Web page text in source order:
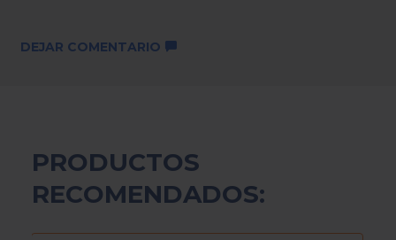
DEJAR COMENTARIO
PRODUCTOS
RECOMENDADOS: